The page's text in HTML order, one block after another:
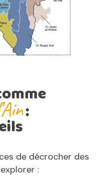
:
de décrocher des
: